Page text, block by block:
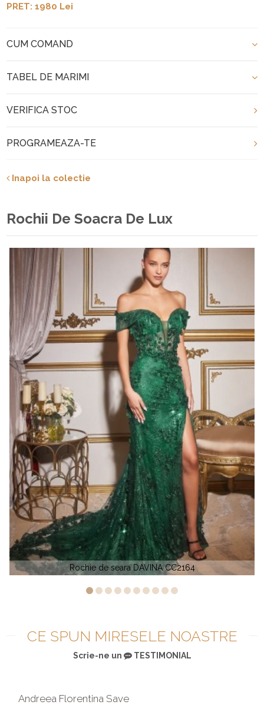
PRET: 1980 Lei
CUM COMAND
TABEL DE MARIMI
VERIFICA STOC
PROGRAMEAZA-TE
Inapoi la colectie
Rochii De Soacra De Lux
VM 71015
CE SPUN MIRESELE NOASTRE
Scrie-ne un TESTIMONIAL
Andreea Florentina Save